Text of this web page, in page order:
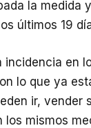
la medida
últimos 19
incidencia en
lo que ya
ir, vender
los mismos